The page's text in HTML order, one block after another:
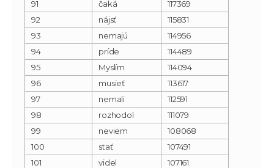
91 čaká
117369
92
nájsť
115831
93
nemajú
114956
94
príde
114489
95
Myslím
114094
96
musieť
113617
97
nemali
112591
98
rozhodol
111079
99
neviem
108068
100
stať
107491
101
videl
107161